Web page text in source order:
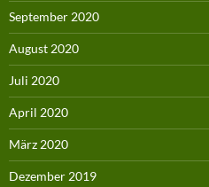
September 2020
August 2020
Juli 2020
April 2020
März 2020
Dezember 2019